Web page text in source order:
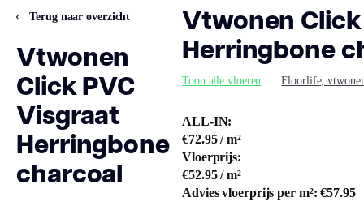
Terug naar overzicht
Vtwonen
Click PVC
Visgraat
Herringbone
charcoal
Vtwonen
Herringbone
Toon alle vloeren Floorlife,
ALL-IN:
€72.95 / m²
Vloerprijs:
€52.95/ m²
Advies vloerprijs per m²: €57.95